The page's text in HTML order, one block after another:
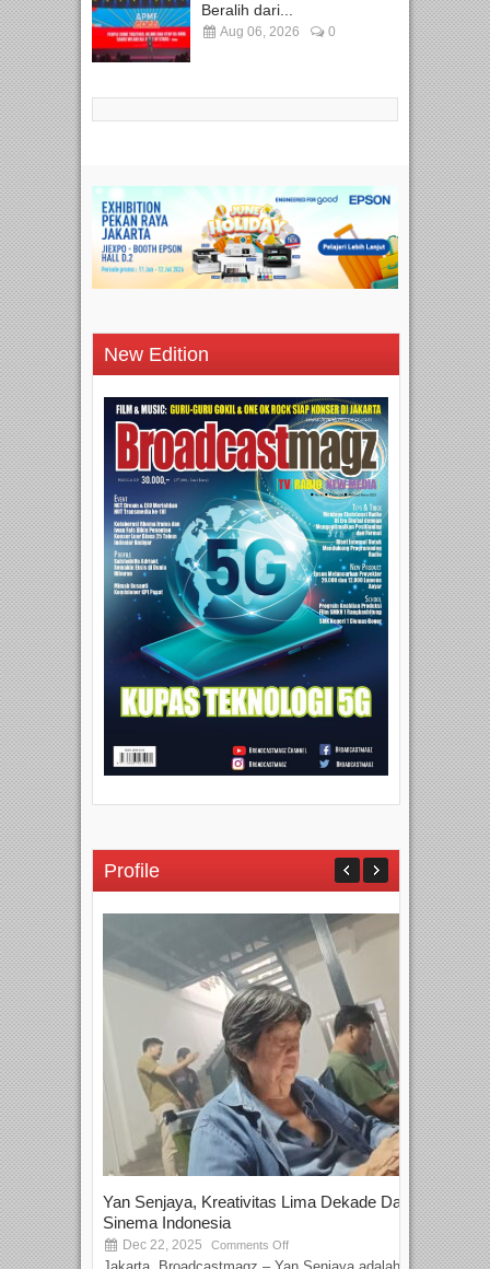
Beralih dari...
Aug 06, 2026 0
New Edition
Profile
Yan Senjaya, Kreativitas Lima Dekade Dalam
Sinema Indonesia
Dec 22, 2025 Comments Off